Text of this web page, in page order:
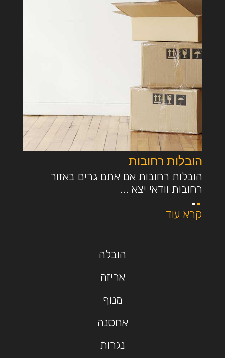
הובלות רחובות
הובלות רחובות אם אתם גרים באזור
רחובות וודאי יצא ...
קרא עוד
הובלה
אריזה
מנוף
אחסנה
נגרות